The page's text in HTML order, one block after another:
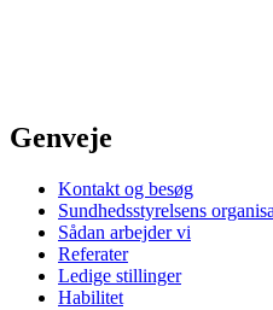
Genveje
Kontakt og besøg
Sundhedsstyrelsens
Sådan arbejder vi
Referater
Ledige stillinger
Habilitet